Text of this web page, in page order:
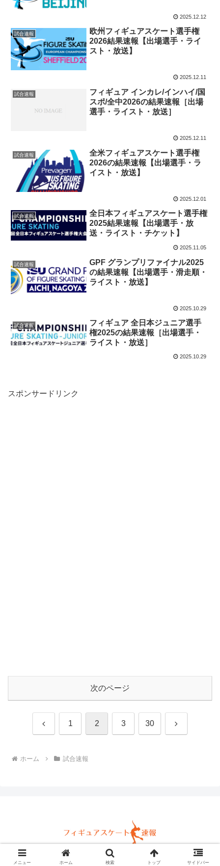
2025.12.12
試合速報
欧州フィギュアスケート選手権
2026結果速報【出場選手・ライ
スト・放送】
2025.12.11
試合速報
フィギュア インカレ/インハイ/国
スポ/全中2026の結果速報［出場
選手・ライスト・放送］
2025.12.11
試合速報
全米フィギュアスケート選手権
2026の結果速報【出場選手・ラ
イスト・放送】
2025.12.01
試合速報
全日本フィギュアスケート選手権
2025結果速報【出場選手・放
送・ライスト・チケット】
2025.11.05
試合速報
GPF グランプリファイナル2025
の結果速報【出場選手・滑走順・
ライスト・放送】
2025.10.29
試合速報
フィギュア 全日本ジュニア選手
権2025の結果速報［出場選手・
ライスト・放送］
2025.10.29
スポンサードリンク
次のページ
前 1 2 3 30 次
ホーム 試合速報
© 2026 フィギュアスケート速報.
メニュー ホーム 検索 トップ サイドバー